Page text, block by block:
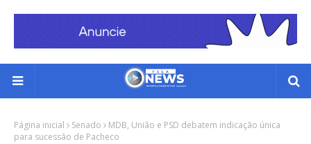
Página inicial Senado
MDB, União e PSD debatem indicação única
para sucessão de Pacheco